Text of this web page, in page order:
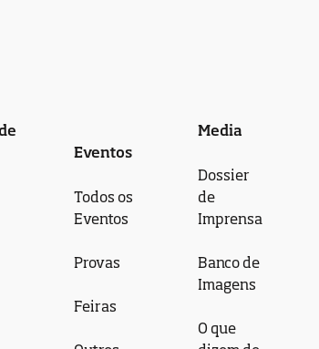
Eventos
Todos os
Eventos
Provas
Feiras
Media
Dossier
de
Imprensa
Banco de
Imagens
O que